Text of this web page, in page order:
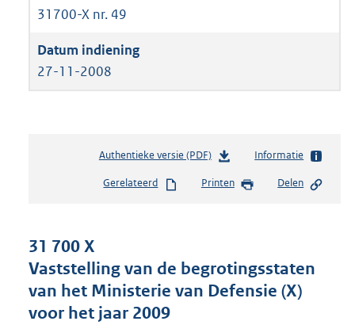
31700-X nr. 49
27-11-2008
Authentieke versie (PDF)b
s
s
g
Informatie
Gerelateerd Printen Delen
31 700 X
Vaststelling van de begrotingsstaten
van het Ministerie van Defensie (X)
voor het jaar 2009